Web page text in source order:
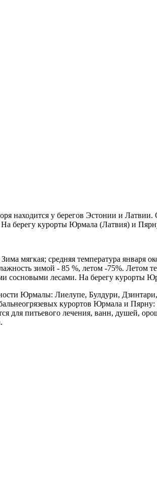
находится у берегов Эстонии и
берегу курорты Юрмала (Латвия) и
мягкая; средняя температура января
зимой - 85 %, летом -75%. Летом
сосновыми лесами. На берегу курорты
Юрмалы: Лиелупе, Булдури,
курортов Юрмала и
для питьевого лечения, ванн, душей,